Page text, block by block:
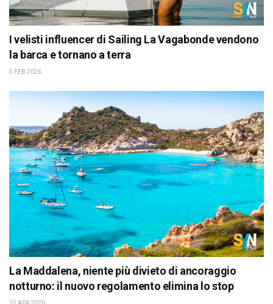
I velisti influencer di Sailing La Vagabonde vendono
la barca e tornano a terra
5 FEB 2026
La Maddalena, niente più divieto di ancoraggio
notturno: il nuovo regolamento elimina lo stop